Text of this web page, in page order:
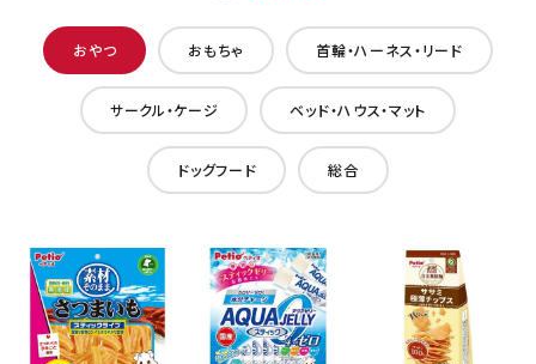
おやつ おもちゃ 首輪・ハーネス・リード
サークル・ケージ ベッド・ハウス・マット
ドッグフード 総合